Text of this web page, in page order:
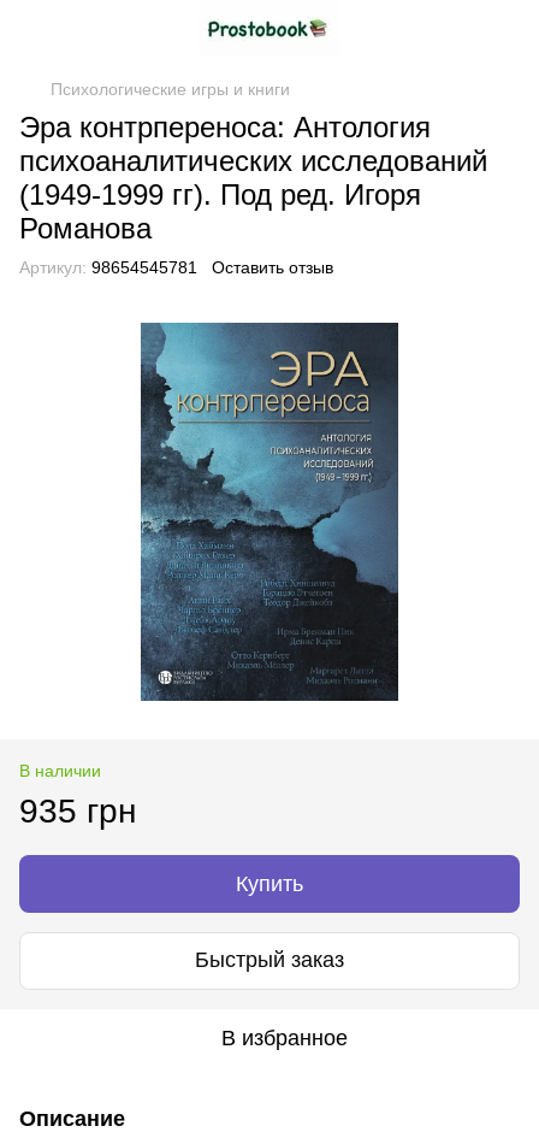
Психологические игры и книги
Эра контрпереноса: Антология
психоаналитических исследований
(1949-1999 гг). Под ред. Игоря
Романова
Артикул: 98654545781 Оставить отзыв
В наличии
935 грн
Купить
Быстрый заказ
В избранное
Описание